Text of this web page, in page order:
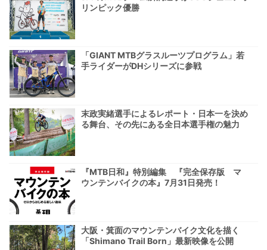
リンピック優勝
「GIANT MTBグラスルーツプログラム」若
手ライダーがDHシリーズに参戦
末政実緒選手によるレポート・日本一を決め
る舞台、その先にある全日本選手権の魅力
『MTB日和』特別編集 『完全保存版 マ
ウンテンバイクの本』7月31日発売！
大阪・箕面のマウンテンバイク文化を描く
「Shimano Trail Born」最新映像を公開